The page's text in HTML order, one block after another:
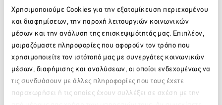
Χρησιμοποιούμε Cookies για την εξατομίκευση περιεχομένου
και διαφημίσεων, την παροχή λειτουργιών κοινωνικών
μέσων και την ανάλυση της επισκεψιμότητάς μας. Επιπλέον,
μοιραζόμαστε πληροφορίες που αφορούν τον τρόπο που
χρησιμοποιείτε τον ιστότοπό μας με συνεργάτες κοινωνικών
μέσων, διαφήμισης και αναλύσεων, οι οποίοι ενδεχομένως να
τις συνδυάσουν με άλλες πληροφορίες που τους έχετε
παραχωρήσει ή τις οποίες έχουν συλλέξει σε σχέση με την
Θα επικαιροποιούμε* τακτικά το περιεχόμενο με
οτιδήποτε νεότερο, προκειμένου να διευκολύνουμε
επιχειρηματίες, εργαζομένους και ιδιώτες.
*τελευταία επικαιροποίηση 18.04.2022, στις 11.00
Για να δείτε τις Covid-19 ρυθμίσεις για το 2021,πατήστε
εδώ.
Για να δείτε τις Covid-19 ρυθμίσεις για το 2020, πατήστε
εδώ